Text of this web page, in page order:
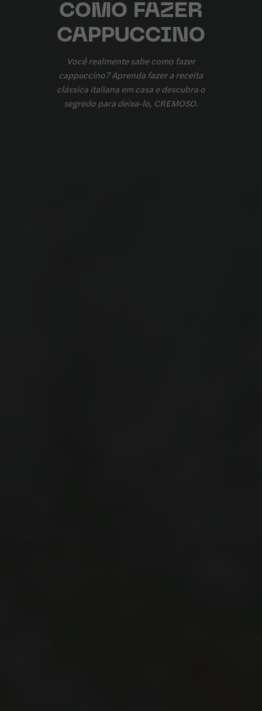
COMO FAZER
CAPPUCCINO
Você realmente sabe como fazer
cappuccino? Aprenda fazer a receita
clássica italiana em casa e descubra o
segredo para deixa-lo, CREMOSO.